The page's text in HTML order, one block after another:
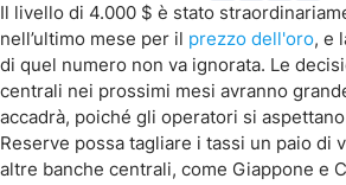
Il livello di 4.000 $ è stato
nell’ultimo mese per il prezzo dell'oro, e
di quel numero non va ignorata. Le
centrali nei prossimi mesi avranno
accadrà, poiché gli operatori si
Reserve possa tagliare i tassi un paio di
altre banche centrali, come Giappone e